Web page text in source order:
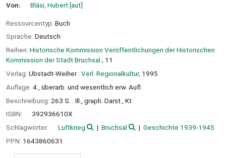
Von: Bläsi, Hubert[aut]
Ressourcentyp: Buch
Sprache: Deutsch
Reihen: Historische Kommission Veröffentlichungen der Historischen
Kommission der Stadt Bruchsal ; 11
Verlag: Ubstadt-Weiher : Verl. Regionalkultur, 1995
Auflage: 4., überarb. und wesentlich erw. Aufl
Beschreibung: 263 S. : Ill., graph. Darst., Kt
ISBN:
392936610X
Schlagwörter:
Luftkrieg Bruchsal
Geschichte 1939-1945
PPN: 1643860631